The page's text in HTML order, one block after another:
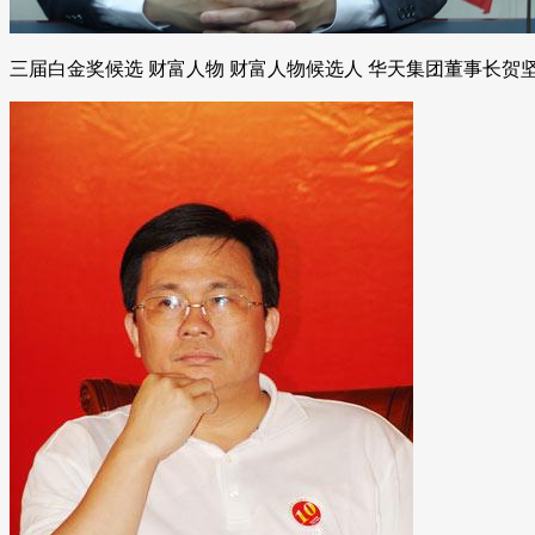
三届白金奖候选 财富人物 财富人物候选人 华天集团董事长贺